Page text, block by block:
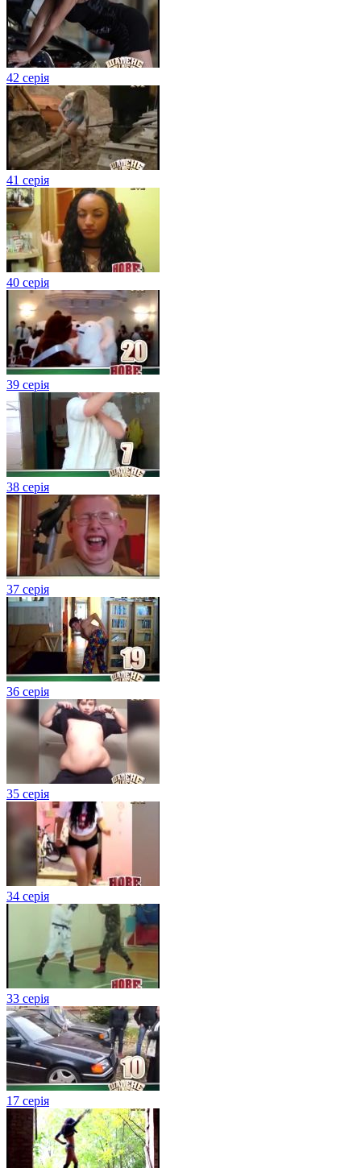
42 серія
41 серія
40 серія
39 серія
38 серія
37 серія
36 серія
35 серія
34 серія
33 серія
17 серія